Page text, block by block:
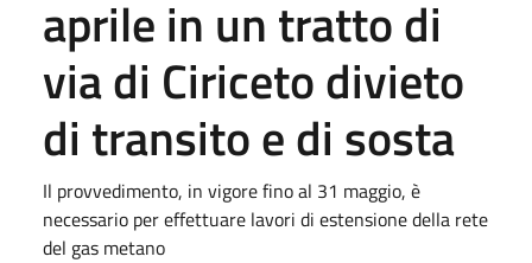
aprile in un tratto di
via di Ciriceto divieto
di transito e di sosta
Il provvedimento, in vigore fino al 31 maggio, è
necessario per effettuare lavori di estensione della rete
del gas metano